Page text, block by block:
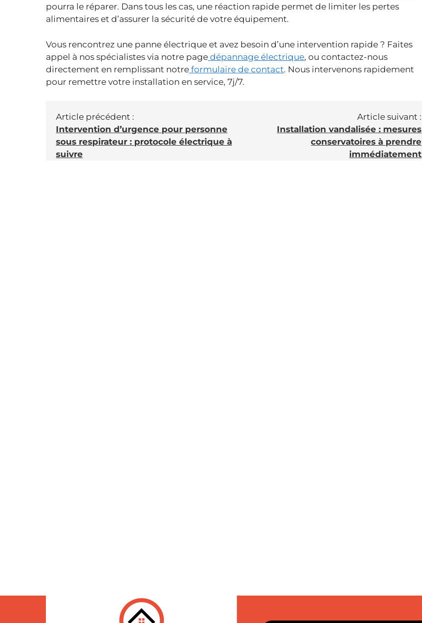
pourra le réparer. Dans tous les cas, une réaction rapide permet de limiter les pertes
alimentaires et d’assurer la sécurité de votre équipement.
Vous rencontrez une panne électrique et avez besoin d’une intervention rapide ? Faites
appel à nos spécialistes via notre page dépannage électrique, ou contactez-nous
directement en remplissant notre formulaire de contact. Nous intervenons rapidement
pour remettre votre installation en service, 7j/7.
Article précédent :
Intervention d’urgence pour personne
sous respirateur : protocole électrique à
suivre
Article suivant :
Installation vandalisée : mesures
conservatoires à prendre
immédiatement